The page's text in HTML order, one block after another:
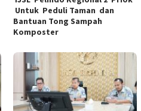
Untuk Peduli Taman dan
Bantuan Tong Sampah
Komposter